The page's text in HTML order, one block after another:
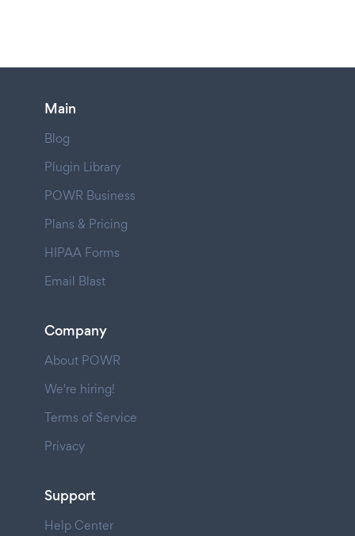
Main
Blog
Plugin Library
POWR Business
Plans & Pricing
HIPAA Forms
Email Blast
Company
About POWR
We're hiring!
Terms of Service
Privacy
Support
Help Center